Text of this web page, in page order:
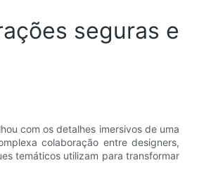
seguras e
com os detalhes imersivos de uma
colaboração entre designers,
temáticos utilizam para transformar